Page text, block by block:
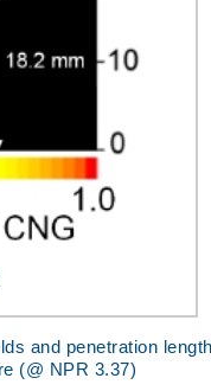
and penetration
(@ NPR 3.37)